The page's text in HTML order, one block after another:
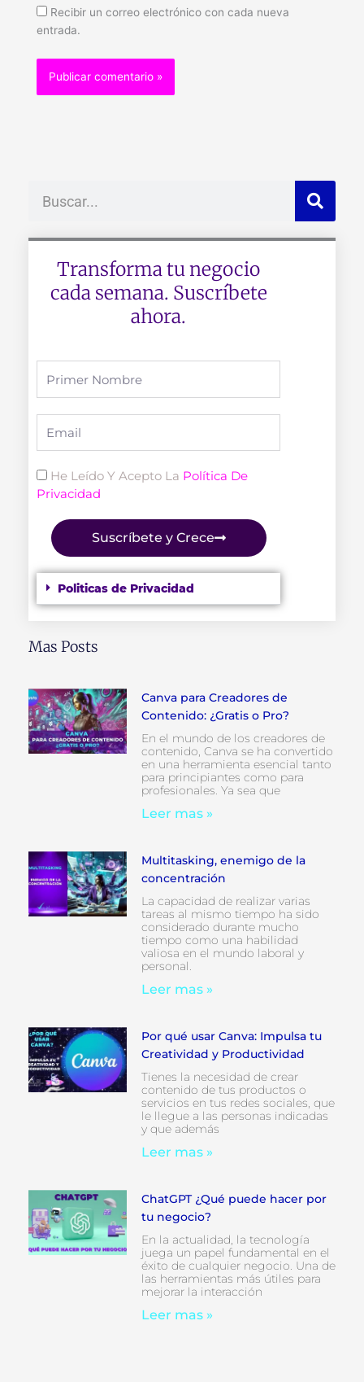
Recibir un correo electrónico con cada nueva
entrada.
Transforma tu negocio
cada semana. Suscríbete
ahora.
Name
Politica
He Leído Y Acepto La Política De
Privacidad
Suscríbete y Crece
Politicas de Privacidad
Mas Posts
Canva para Creadores de
Contenido: ¿Gratis o Pro?
En el mundo de los creadores de
contenido, Canva se ha convertido
en una herramienta esencial tanto
para principiantes como para
profesionales. Ya sea que
Leer mas »
Multitasking, enemigo de la
concentración
La capacidad de realizar varias
tareas al mismo tiempo ha sido
considerado durante mucho
tiempo como una habilidad
valiosa en el mundo laboral y
personal.
Leer mas »
Por qué usar Canva: Impulsa tu
Creatividad y Productividad
Tienes la necesidad de crear
contenido de tus productos o
servicios en tus redes sociales, que
le llegue a las personas indicadas
y que además
Leer mas »
ChatGPT ¿Qué puede hacer por
tu negocio?
En la actualidad, la tecnología
juega un papel fundamental en el
éxito de cualquier negocio. Una de
las herramientas más útiles para
mejorar la interacción
Leer mas »